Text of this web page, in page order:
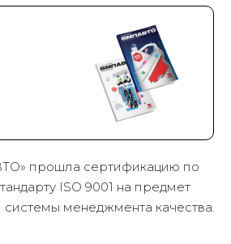
прошла сертификацию по
ISO 9001 на предмет
менеджмента качества.